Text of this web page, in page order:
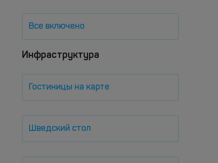
Все включено
Инфраструктура
Гостиницы на карте
Шведский стол